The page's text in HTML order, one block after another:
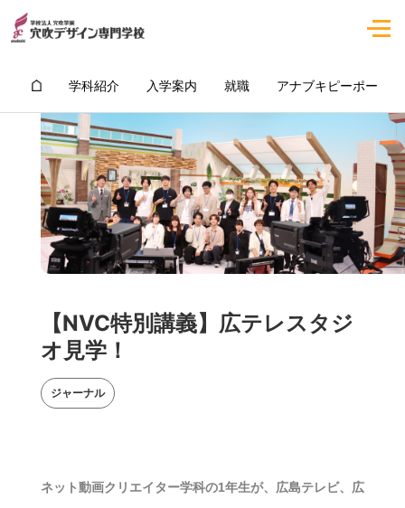
学科紹介 入学案内 就職 アナブキピーポー
【NVC特別講義】広テレスタジ
オ見学！
ジャーナル
ネット動画クリエイター学科の1年生が、広島テレビ、広